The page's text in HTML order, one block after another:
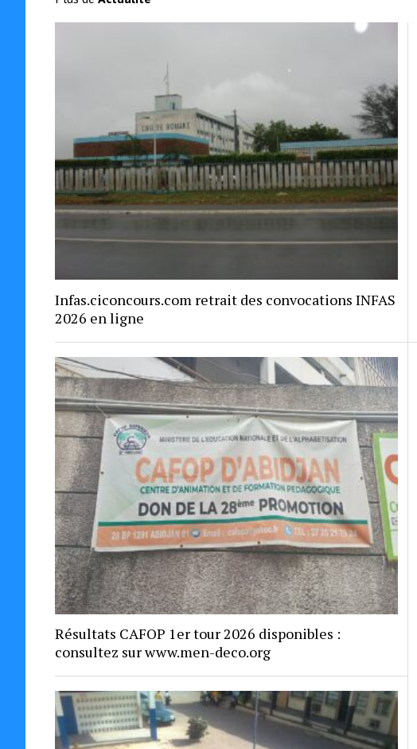
Infas.ciconcours.com retrait des convocations INFAS
2026 en ligne
Résultats CAFOP 1er tour 2026 disponibles :
consultez sur www.men-deco.org